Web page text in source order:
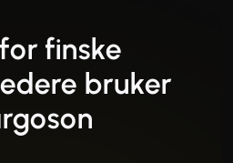
finske
bruker